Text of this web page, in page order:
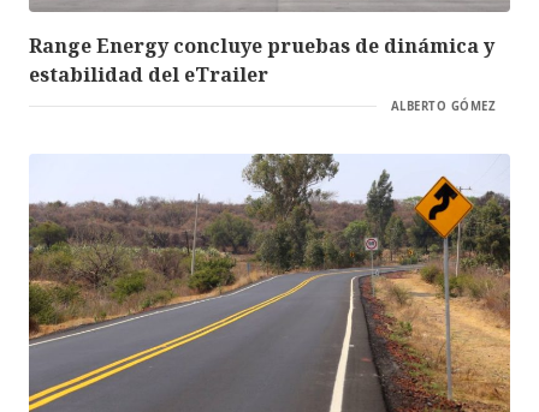
Range Energy concluye pruebas de dinámica y
estabilidad del eTrailer
ALBERTO GÓMEZ